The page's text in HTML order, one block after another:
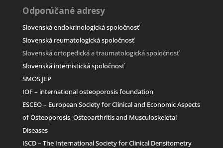
Odporúčané adresy
Slovenská endokrinologická spoločnosť
Slovenská reumatologická spoločnosť
Slovenská ortopedická a traumatologická spoločnosť
Slovenská internistická spoločnosť
SMOS JEP
IOF – international osteoporosis foundation
ESCEO – European Society for Clinical and Economic Aspects
of Osteoporosis, Osteoarthritis and Musculoskeletal
Diseases
ISCD – The International Society for Clinical Densitometry